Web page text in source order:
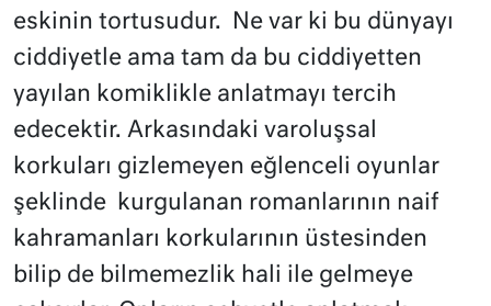
eskinin tortusudur.
Ne var ki bu dünyayı
ciddiyetle ama tam da bu ciddiyetten
yayılan komiklikle anlatmayı tercih
edecektir. Arkasındaki varoluşsal
korkuları gizlemeyen eğlenceli oyunlar
şeklinde
kurgulanan romanlarının naif
kahramanları korkularının üstesinden
bilip de bilmemezlik hali ile gelmeye